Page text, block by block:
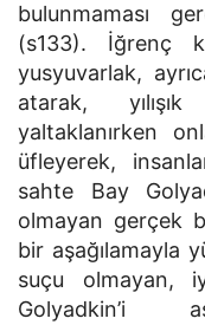
bulunmaması
(s133). İğrenç
yusyuvarlak,
atarak,
yaltaklanırken
üfleyerek,
sahte Bay
olmayan gerçek
bir aşağılamayla
suçu olmayan,
Golyadkin’i